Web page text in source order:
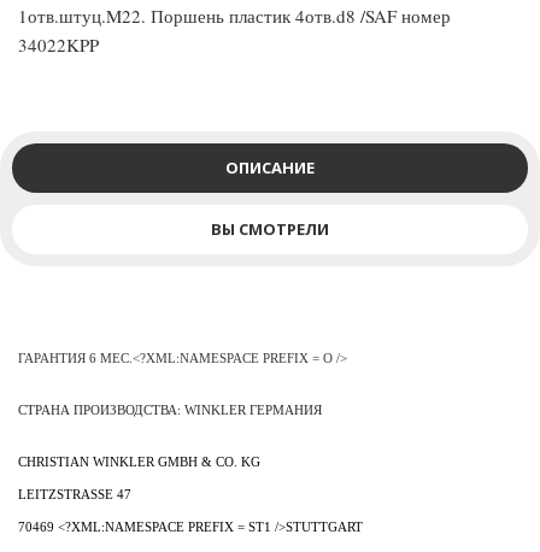
1отв.штуц.M22. Поршень пластик 4отв.d8 /SAF номер
34022KPP
ОПИСАНИЕ
ВЫ СМОТРЕЛИ
ГАРАНТИЯ 6 МЕС.<?XML:NAMESPACE PREFIX = O />
СТРАНА ПРОИЗВОДСТВА: WINKLER ГЕРМАНИЯ
CHRISTIAN WINKLER GMBH & CO. KG
LEITZSTRASSE 47
70469 <?XML:NAMESPACE PREFIX = ST1 />STUTTGART